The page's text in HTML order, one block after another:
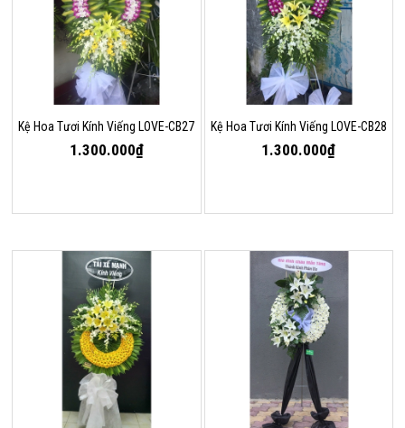
Kệ Hoa Tươi Kính Viếng LOVE-CB27
1.300.000₫
Kệ Hoa Tươi Kính Viếng LOVE-CB28
1.300.000₫